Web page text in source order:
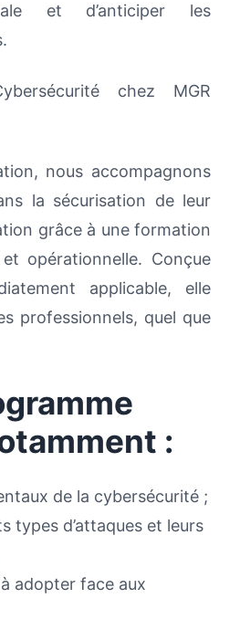
et d’anticiper les
chez MGR
nous accompagnons
la sécurisation de leur
grâce à une formation
opérationnelle. Conçue
applicable, elle
professionnels, quel que
:
de la cybersécurité ;
types d’attaques et leurs
adopter face aux